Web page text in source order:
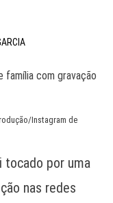
família com gravação
Instagram de
tocado por uma
nas redes